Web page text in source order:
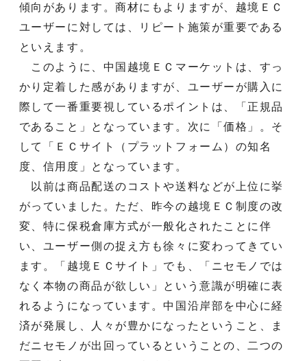
傾向があります。商材にもよりますが、越境ＥＣ
ユーザーに対しては、リピート施策が重要である
といえます。
このように、中国越境ＥＣマーケットは、すっ
かり定着した感がありますが、ユーザーが購入に
際して一番重要視しているポイントは、「正規品
であること」となっています。次に「価格」。そ
して「ＥＣサイト（プラットフォーム）の知名
度、信用度」となっています。
以前は商品配送のコストや送料などが上位に挙
がっていました。ただ、昨今の越境ＥＣ制度の改
変、特に保税倉庫方式が一般化されたことに伴
い、ユーザー側の捉え方も徐々に変わってきてい
ます。「越境ＥＣサイト」でも、「ニセモノでは
なく本物の商品が欲しい」という意識が明確に表
れるようになっています。中国沿岸部を中心に経
済が発展し、人々が豊かになったということ、ま
だニセモノが出回っているということの、二つの